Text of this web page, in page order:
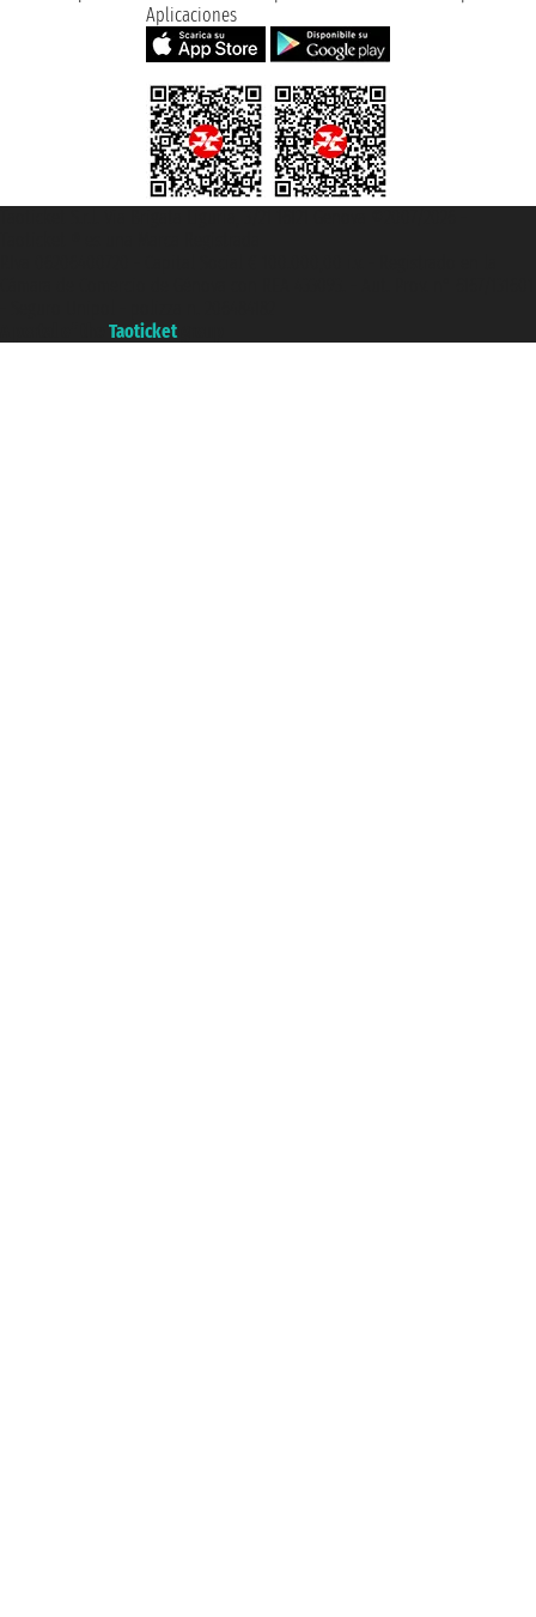
Aplicaciones
Taoticket